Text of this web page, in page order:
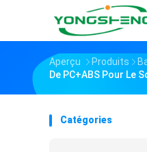
Aperçu Produits
De PC+ABS Pour Le
Catégories